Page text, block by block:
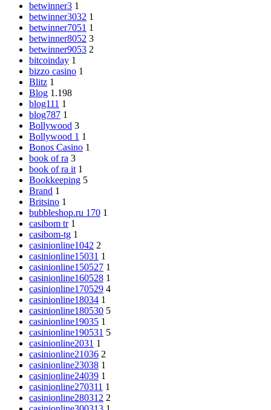
betwinner3 1
betwinner3032 1
betwinner7051 1
betwinner8052 3
betwinner9053 2
bitcoinday 1
bizzo casino 1
Blitz 1
Blog 1.198
blog111 1
blog787 1
Bollywood 3
Bollywood 1 1
Bonos Casino 1
book of ra 3
book of ra it 1
Bookkeeping 5
Brand 1
Britsino 1
bubbleshop.ru 170 1
casibom tr 1
casibom-tg 1
casinionline1042 2
casinionline15031 1
casinionline150527 1
casinionline160528 1
casinionline170529 4
casinionline18034 1
casinionline180530 5
casinionline19035 1
casinionline190531 5
casinionline2031 1
casinionline21036 2
casinionline23038 1
casinionline24039 1
casinionline270311 1
casinionline280312 2